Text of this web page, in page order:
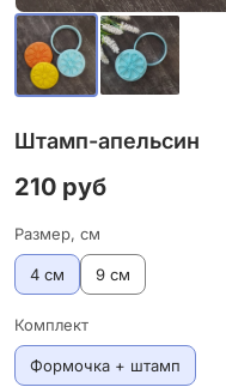
Штамп-апельсин
210 руб
Размер, см
4 см 9 см
Комплект
Формочка + штамп